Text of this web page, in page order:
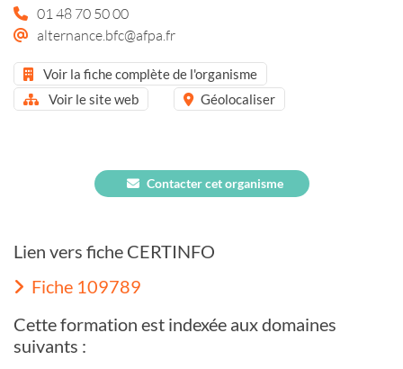
01 48 70 50 00
alternance.bfc@afpa.fr
Voir la fiche complète de l'organisme
Voir le site web
Géolocaliser
Contacter cet organisme
Lien vers fiche CERTINFO
Fiche 109789
Cette formation est indexée aux domaines
suivants :